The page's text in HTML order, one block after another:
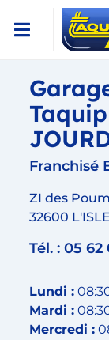
Franchisé
ZI des
32600
Tél. : 05
Lundi :
Mardi :
Mercredi :